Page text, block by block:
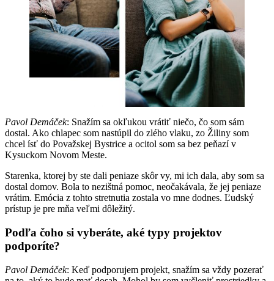
Pavol Demáček: Snažím sa okľukou vrátiť niečo, čo som sám
dostal. Ako chlapec som nastúpil do zlého vlaku, zo Žiliny som
chcel ísť do Považskej Bystrice a ocitol som sa bez peňazí v
Kysuckom Novom Meste.
Starenka, ktorej by ste dali peniaze skôr vy, mi ich dala, aby som sa
dostal domov. Bola to nezištná pomoc, neočakávala, že jej peniaze
vrátim. Emócia z tohto stretnutia zostala vo mne dodnes. Ľudský
prístup je pre mňa veľmi dôležitý.
Podľa čoho si vyberáte, aké typy projektov
podporíte?
Pavol Demáček: Keď podporujem projekt, snažím sa vždy pozerať